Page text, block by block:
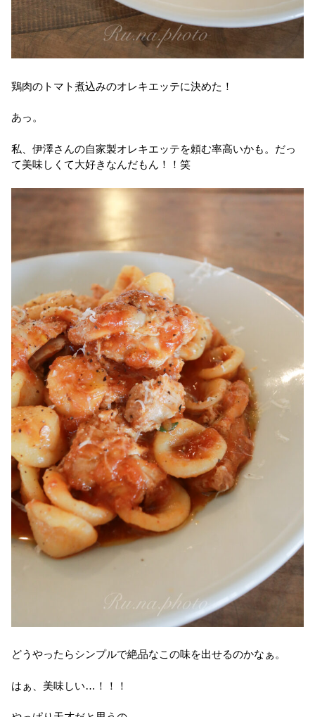
鶏肉のトマト煮込みのオレキエッテに決めた！
あっ。
私、伊澤さんの自家製オレキエッテを頼む率高いかも。だっ
て美味しくて大好きなんだもん！！笑
どうやったらシンプルで絶品なこの味を出せるのかなぁ。
はぁ、美味しい…！！！